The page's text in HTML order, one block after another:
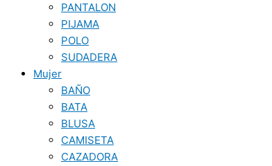
PANTALON
PIJAMA
POLO
SUDADERA
Mujer
BAÑO
BATA
BLUSA
CAMISETA
CAZADORA